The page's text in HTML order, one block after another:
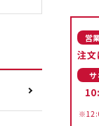
営
注
サ